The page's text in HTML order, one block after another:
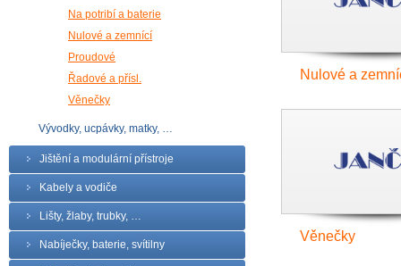
Na potribí a baterie
Nulové a zemnící
Proudové
Řadové a přísl.
Věnečky
Vývodky, ucpávky, matky, …
Jištění a modulární přístroje
Kabely a vodiče
Lišty, žlaby, trubky, …
Nabíječky, baterie, svítilny
Nulové a
Věnečky